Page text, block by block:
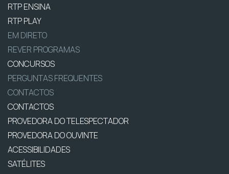
RTP ENSINA
RTP PLAY
EM DIRETO
REVER PROGRAMAS
CONCURSOS
PERGUNTAS FREQUENTES
CONTACTOS
CONTACTOS
PROVEDORA DO TELESPECTADOR
PROVEDORA DO OUVINTE
ACESSIBILIDADES
SATÉLITES